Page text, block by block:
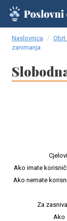
Naslovnica Obrt
zanimanja
Ako imate
Ako nemate
Za
Ako